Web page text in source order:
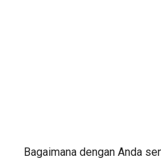
Bagaimana dengan Anda